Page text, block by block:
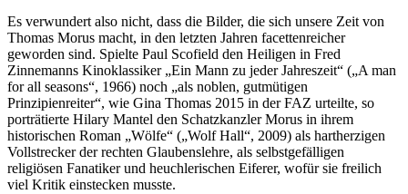
Es verwundert also nicht, dass die Bilder, die sich unsere Zeit von
Thomas Morus macht, in den letzten Jahren facettenreicher
geworden sind. Spielte Paul Scofield den Heiligen in Fred
Zinnemanns Kinoklassiker „Ein Mann zu jeder Jahreszeit“ („A man
for all seasons“, 1966) noch „als noblen, gutmütigen
Prinzipienreiter“, wie Gina Thomas 2015 in der FAZ urteilte, so
porträtierte Hilary Mantel den Schatzkanzler Morus in ihrem
historischen Roman „Wölfe“ („Wolf Hall“, 2009) als hartherzigen
Vollstrecker der rechten Glaubenslehre, als selbstgefälligen
religiösen Fanatiker und heuchlerischen Eiferer, wofür sie freilich
viel Kritik einstecken musste.